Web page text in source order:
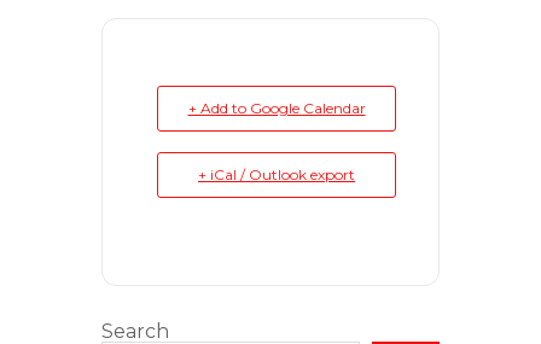
+ Add to Google Calendar
+ iCal / Outlook export
Search